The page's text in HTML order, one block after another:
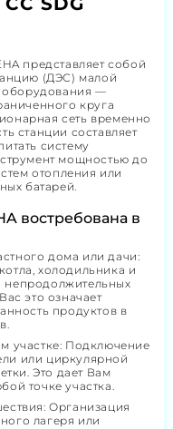
представляет собой
(ДЭС) малой
оборудования —
круга
сеть временно
станции составляет
систему
мощностью до
отопления или
батарей.
востребована в
дома или дачи:
холодильника и
это означает
продуктов в
участке: Подключение
или циркулярной
Это дает Вам
точке участка.
Организация
лагеря или